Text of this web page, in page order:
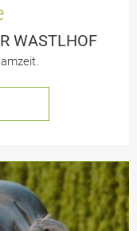
WASTLHOF